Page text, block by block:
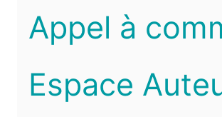
Appel à
Espace